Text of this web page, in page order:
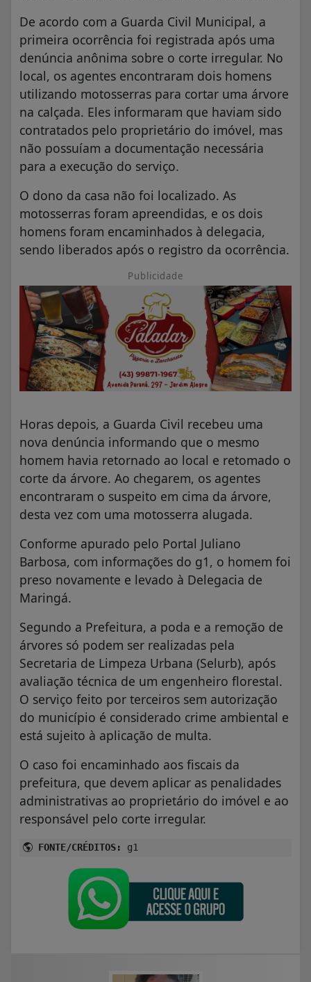
De acordo com a Guarda Civil Municipal, a
primeira ocorrência foi registrada após uma
denúncia anônima sobre o corte irregular. No
local, os agentes encontraram dois homens
utilizando motosserras para cortar uma árvore
na calçada. Eles informaram que haviam sido
contratados pelo proprietário do imóvel, mas
não possuíam a documentação necessária
para a execução do serviço.
O dono da casa não foi localizado. As
motosserras foram apreendidas, e os dois
homens foram encaminhados à delegacia,
sendo liberados após o registro da ocorrência.
Publicidade
Horas depois, a Guarda Civil recebeu uma
nova denúncia informando que o mesmo
homem havia retornado ao local e retomado o
corte da árvore. Ao chegarem, os agentes
encontraram o suspeito em cima da árvore,
desta vez com uma motosserra alugada.
Conforme apurado pelo Portal Juliano
Barbosa, com informações do g1, o homem foi
preso novamente e levado à Delegacia de
Maringá.
Segundo a Prefeitura, a poda e a remoção de
árvores só podem ser realizadas pela
Secretaria de Limpeza Urbana (Selurb), após
avaliação técnica de um engenheiro florestal.
O serviço feito por terceiros sem autorização
do município é considerado crime ambiental e
está sujeito à aplicação de multa.
O caso foi encaminhado aos fiscais da
prefeitura, que devem aplicar as penalidades
administrativas ao proprietário do imóvel e ao
responsável pelo corte irregular.
FONTE/CRÉDITOS: g1